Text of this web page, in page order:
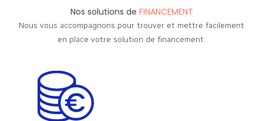
Nos solutions de FINANCEMENT
Nous vous accompagnons pour trouver et mettre facilement
en place votre solution de financement.